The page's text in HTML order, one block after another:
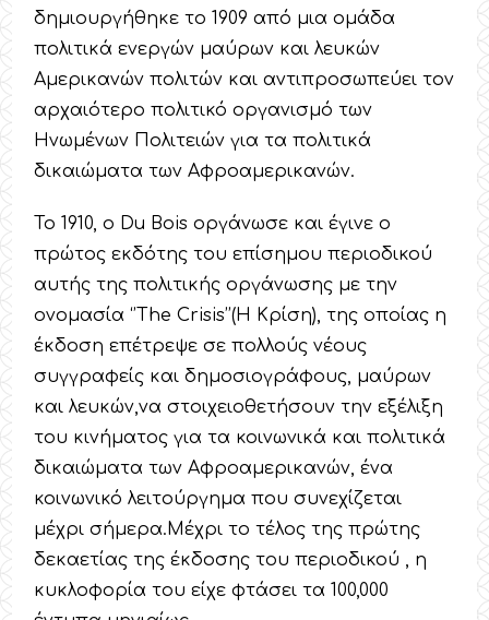
δημιουργήθηκε το 1909 από μια ομάδα
πολιτικά ενεργών μαύρων και λευκών
Αμερικανών πολιτών και αντιπροσωπεύει τον
αρχαιότερο πολιτικό οργανισμό των
Ηνωμένων Πολιτειών για τα πολιτικά
δικαιώματα των Αφροαμερικανών.
Το 1910, ο Du Bois οργάνωσε και έγινε ο
πρώτος εκδότης του επίσημου περιοδικού
αυτής της πολιτικής οργάνωσης με την
ονομασία ‘’The Crisis’’(Η Κρίση), της οποίας η
έκδοση επέτρεψε σε πολλούς νέους
συγγραφείς και δημοσιογράφους, μαύρων
και λευκών,να στοιχειοθετήσουν την εξέλιξη
του κινήματος για τα κοινωνικά και πολιτικά
δικαιώματα των Αφροαμερικανών, ένα
κοινωνικό λειτούργημα που συνεχίζεται
μέχρι σήμερα.Μέχρι το τέλος της πρώτης
δεκαετίας της έκδοσης του περιοδικού , η
κυκλοφορία του είχε φτάσει τα 100,000